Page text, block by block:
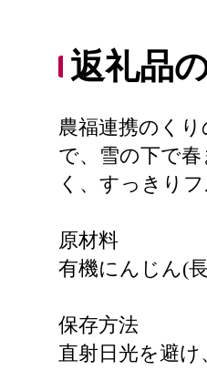
返礼品
農福連携のく
で、雪の下で
く、すっきり
原材料
有機にんじん(
保存方法
直射日光を避